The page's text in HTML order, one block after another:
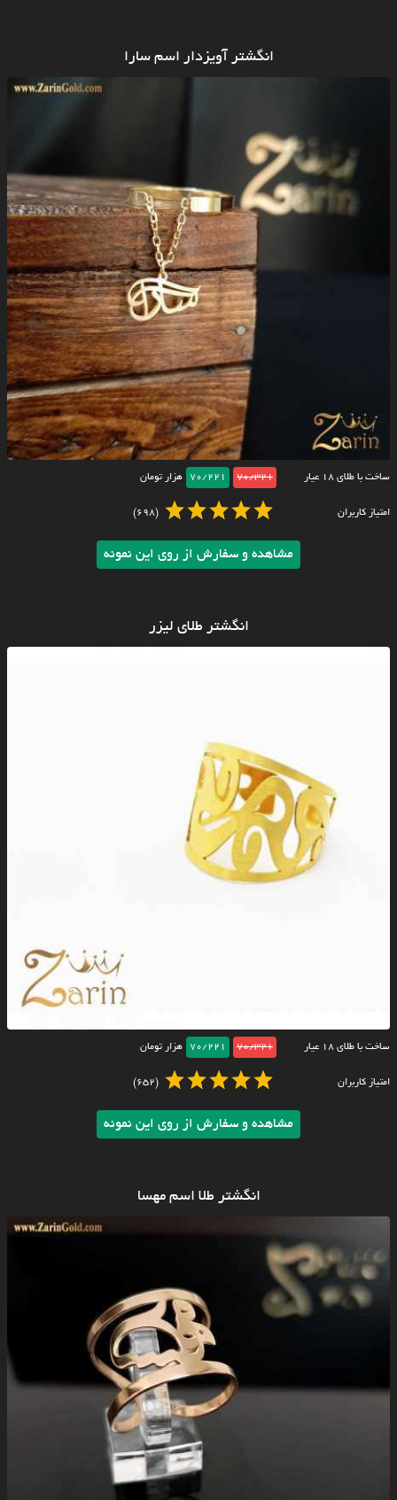
انگشتر آویزدار اسم سارا
ساخت با طلای ۱۸ عیار 70/321
70/221 هزار تومان
امتیاز کاربران (698)
مشاهده و سفارش از روی این نمونه
انگشتر طلای لیزر
ساخت با طلای ۱۸ عیار 70/321
70/221 هزار تومان
امتیاز کاربران (652)
مشاهده و سفارش از روی این نمونه
انگشتر طلا اسم مهسا